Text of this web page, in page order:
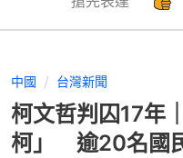
中國 台灣新聞
柯文哲判囚17年
柯」 逾20名國